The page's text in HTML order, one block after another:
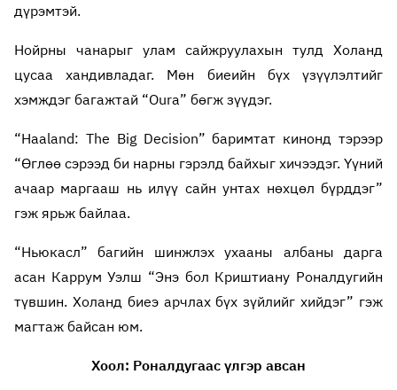
дүрэмтэй.
Нойрны чанарыг улам сайжруулахын тулд Холанд
цусаа хандивладаг. Мөн биеийн бүх үзүүлэлтийг
хэмждэг багажтай “Oura” бөгж зүүдэг.
“Haaland: The Big Decision” баримтат кинонд тэрээр
“Өглөө сэрээд би нарны гэрэлд байхыг хичээдэг. Үүний
ачаар маргааш нь илүү сайн унтах нөхцөл бүрддэг”
гэж ярьж байлаа.
“Ньюкасл” багийн шинжлэх ухааны албаны дарга
асан Каррум Уэлш “Энэ бол Криштиану Роналдугийн
түвшин. Холанд биеэ арчлах бүх зүйлийг хийдэг” гэж
магтаж байсан юм.
Хоол: Роналдугаас үлгэр авсан